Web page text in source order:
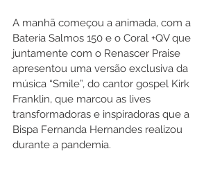
A manhã começou a animada, com a
Bateria Salmos 150 e o Coral +QV que
juntamente com o Renascer Praise
apresentou uma versão exclusiva da
música “Smile”, do cantor gospel Kirk
Franklin, que marcou as lives
transformadoras e inspiradoras que a
Bispa Fernanda Hernandes realizou
durante a pandemia.